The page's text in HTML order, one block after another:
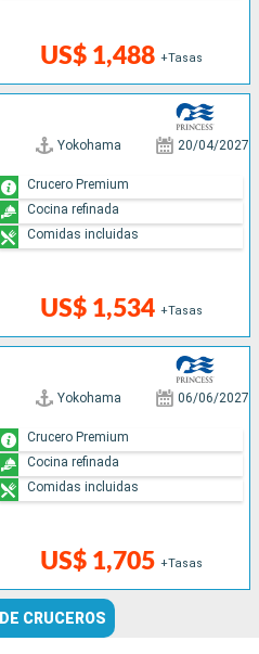
US$ 1,488 +Tasas
Yokohama 20/04/2027
US$ 1,534 +Tasas
Crucero Premium
Cocina refinada
Comidas incluidas
Yokohama 06/06/2027
US$ 1,705 +Tasas
Crucero Premium
Cocina refinada
Comidas incluidas
CRUCEROS